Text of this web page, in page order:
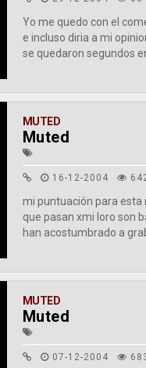
Yo me quedo con el
e incluso diria a mi
se quedaron segundos
MUTED
Muted
16-12-2004
mi puntuación para
que pasan xmi loro son
han acostumbrado a
MUTED
Muted
07-12-2004